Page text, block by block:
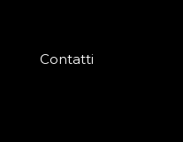
Contatti